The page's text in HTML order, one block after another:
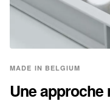
MADE IN BELGIUM
Une approche